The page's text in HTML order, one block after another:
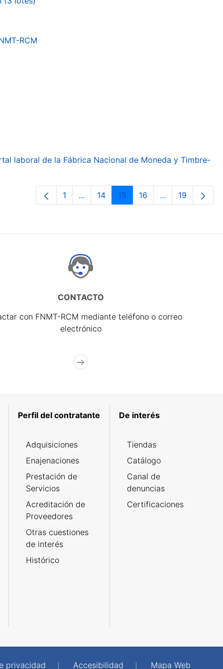
RCM
laboral de la Fábrica Nacional de Moneda y Timbre-
Página
1 ...Páginas intermedias Use TAB para
Página
14 Página
15 Página
16 ...PáginasPágina
19
CONTACTO
con FNMT-RCM mediante teléfono o correo
electrónico
Perfil del contratante
Adquisiciones
Enajenaciones
Prestación de
Servicios
Acreditación de
Proveedores
Otras cuestiones
de interés
Histórico
De interés
Tiendas
Catálogo
Canal de
denuncias
Certificaciones
privacidad Accesibilidad Mapa Web